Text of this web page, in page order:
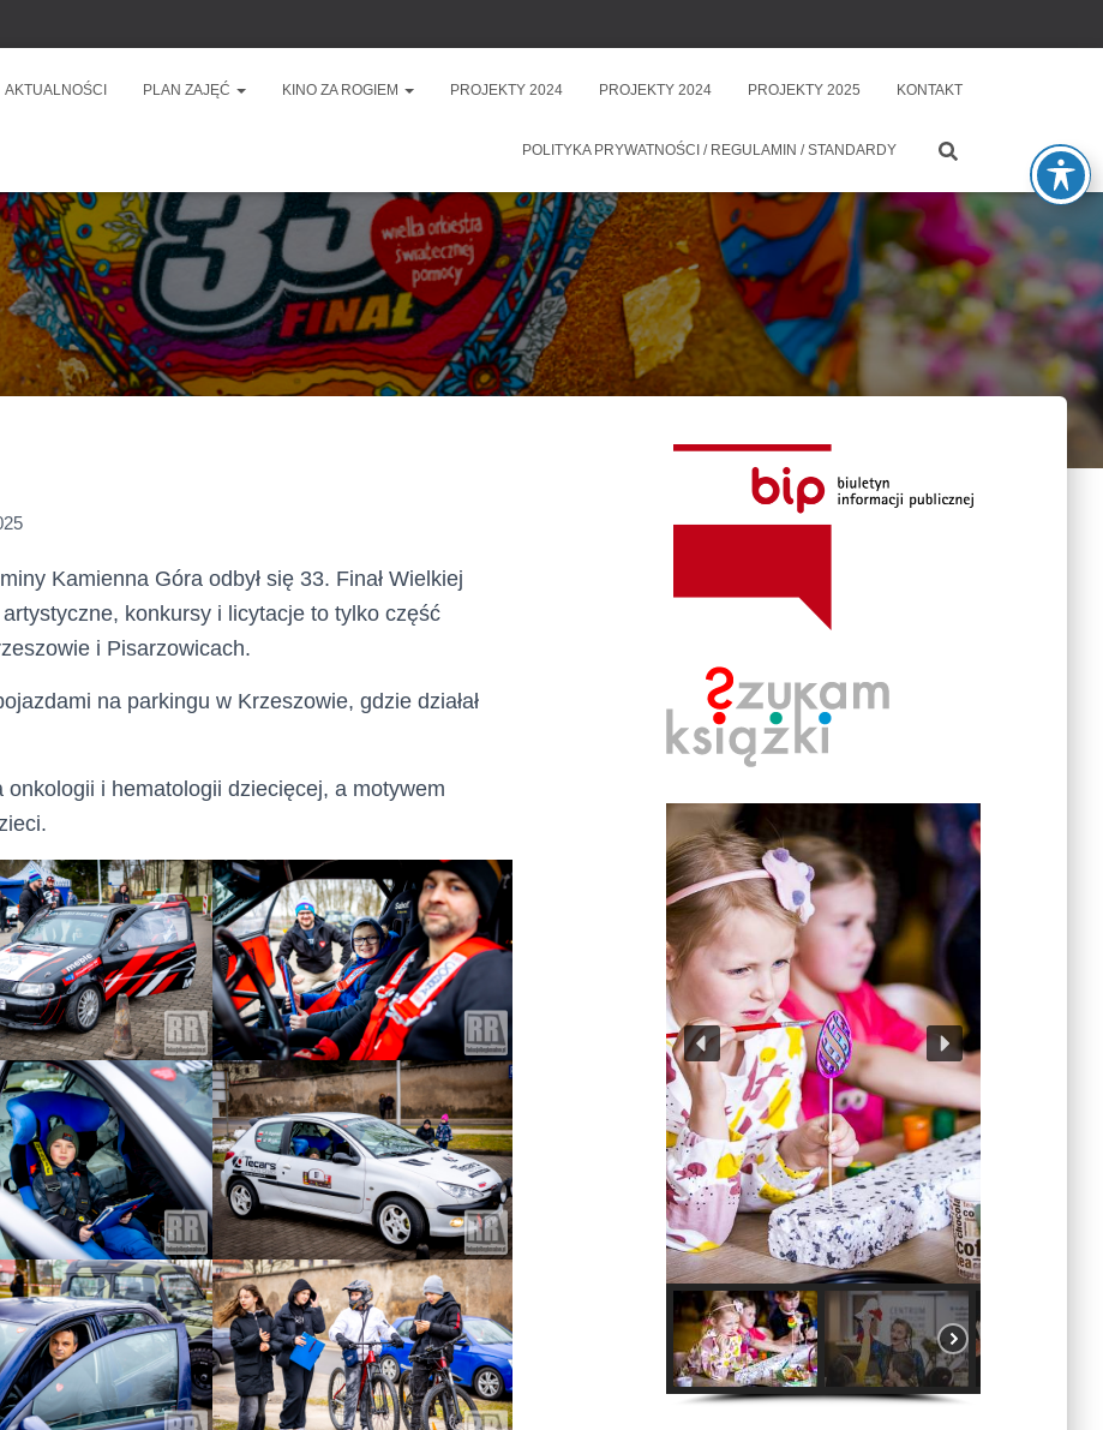
AKTUALNOŚCI PLAN ZAJĘĆ KINO ZA ROGIEM PROJEKTY 2024 PROJEKTY 2024 PROJEKTY 2025 KONTAKT
POLITYKA PRYWATNOŚCI / REGULAMIN / STANDARDY
Kamienna Góra odbył się 33. Finał Wielkiej
konkursy i licytacje to tylko część
i Pisarzowicach.
na parkingu w Krzeszowie, gdzie działał
onkologii i hematologii dziecięcej, a motywem